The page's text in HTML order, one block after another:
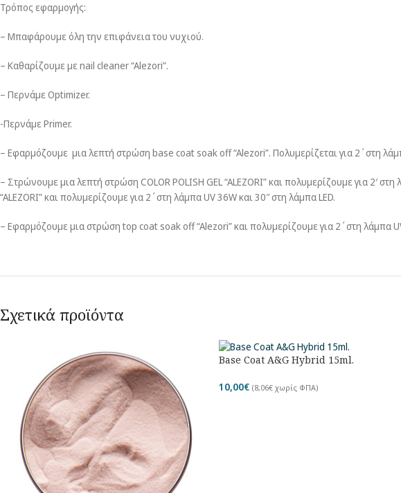
Τρόπος εφαρμογής:
– Μπαφάρουμε όλη την επιφάνεια του νυχιού.
– Καθαρίζουμε με nail cleaner “Alezori”.
– Περνάμε Optimizer.
-Περνάμε Primer.
– Εφαρμόζουμε μια λεπτή στρώση base coat soak off “Alezori”. Πολυμερίζεται για 2΄στη
– Στρώνουμε μια λεπτή στρώση COLOR POLISH GEL “ALEZORI” και πολυμερίζουμε για 2′
“ALEZORI” και πολυμερίζουμε για 2΄στη λάμπα UV 36W και 30″ στη λάμπα LED.
– Εφαρμόζουμε μια στρώση top coat soak off “Alezori” και πολυμερίζουμε για 2΄στη λάμπα
Σχετικά προϊόντα
Base Coat A&G Hybrid 15ml.
10,00€ (8,06€χωρίς ΦΠΑ)